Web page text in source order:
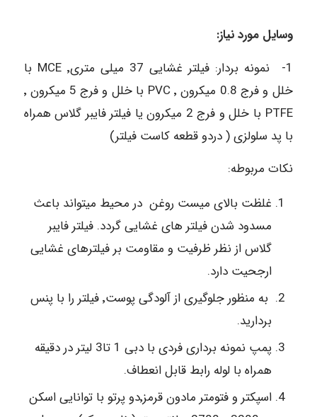
وسایل مورد نیاز:
1- نمونه بردار: فیلتر غشایی 37 میلی متری٬ MCE با
خلل و فرج 0.8 میکرون ٬ PVC با خلل و فرج 5 میکرون ٬
PTFE با خلل و فرج 2 میکرون یا فیلتر فایبر گلاس همراه
با پد سلولزی ( دردو قطعه کاست فیلتر)
نکات مربوطه:
غلظت بالای میست روغن در محیط میتواند باعث
مسدود شدن فیلتر های غشایی گردد. فیلتر فایبر
گلاس از نظر ظرفیت و مقاومت بر فیلترهای غشایی
ارجحیت دارد.
به منظور جلوگیری از آلودگی پوست٬ فیلتر را با پنس
بردارید.
پمپ نمونه برداری فردی با دبی 1 تا3 لیتر در دقیقه
همراه با لوله رابط قابل انعطاف.
اسپکتر و فتومتر مادون قرمز٬دو پرتو با توانایی اسکن